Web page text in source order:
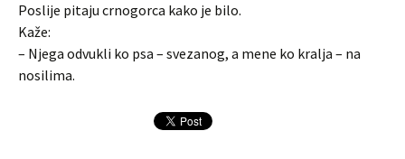
Poslije pitaju crnogorca kako je bilo.
Kaže:
– Njega odvukli ko psa – svezanog, a mene ko kralja – na
nosilima.